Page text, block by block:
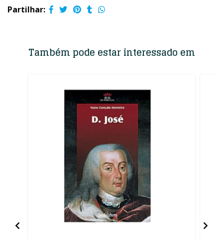
Partilhar:
Também pode estar interessado em